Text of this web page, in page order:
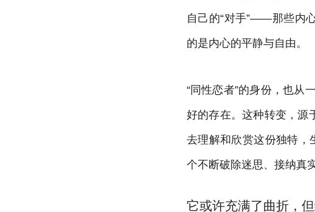
自己的“对手”——那些内
的是内心的平静与自由。
“同性恋者”的身份，也从
好的存在。这种转变，源
去理解和欣赏这份独特，
个不断破除迷思、接纳真
它或许充满了曲折，